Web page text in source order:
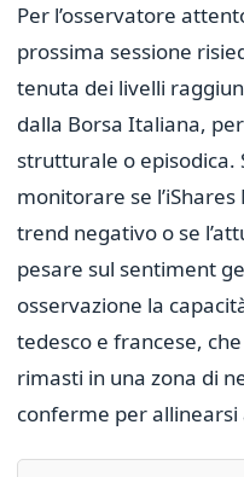
Per l’osservatore
prossima sessione
tenuta dei livelli
dalla Borsa Italiana,
strutturale o episodica.
monitorare se
trend negativo o se
pesare sul sentiment
osservazione la
tedesco e francese,
rimasti in una zona di
conferme per